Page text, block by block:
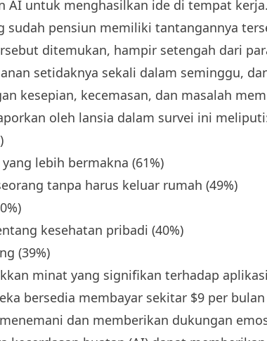
AI untuk menghasilkan ide di tempat
sudah pensiun memiliki tantangannya
ditemukan, hampir setengah dari
setidaknya sekali dalam seminggu,
kesepian, kecemasan, dan masalah
oleh lansia dalam survei ini
lebih bermakna (61%)
tanpa harus keluar rumah (49%)
kesehatan pribadi (40%)
(39%)
minat yang signifikan terhadap
bersedia membayar sekitar $9 per
dan memberikan dukungan